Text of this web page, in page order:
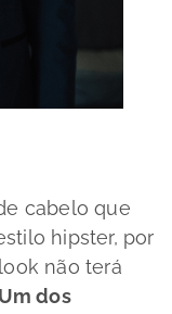
cabelo que
hipster, por
look não terá
Um dos